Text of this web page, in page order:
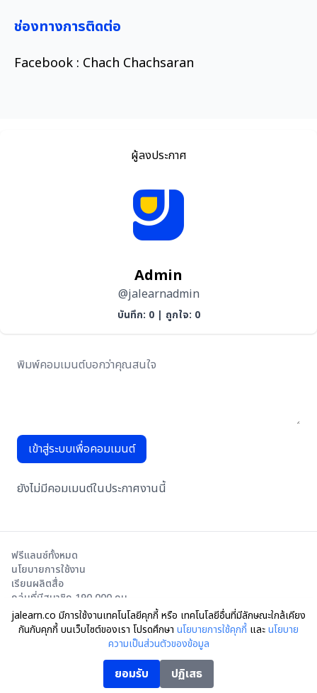
jalearn.co มีการใช้งานเทคโนโลยีคุกกี้ หรือ เทคโนโลยีอื่นที่มีลักษณะใกล้เคียง
กันกับคุกกี้ บนเว็บไซต์ของเรา โปรดศึกษา นโยบายการใช้คุกกี้ และนโยบาย
ความเป็นส่วนตัวของข้อมูล
ยอมรับ ปฏิเสธ
ช่องทางการติดต่อ
Facebook : Chach Chachsaran
ผู้ลงประกาศ
Admin
@jalearnadmin
บันทึก: 0| ถูกใจ: 0
เข้าสู่ระบบเพื่อคอมเมนต์
ยังไม่มีคอมเมนต์ในประกาศงานนี้
ฟรีแลนซ์ทั้งหมด
นโยบายการใช้งาน
เรียนผลิตสื่อ
กลุ่มที่มีสมาชิก 190,000 คน
© Moodia Motive Co., Ltd.
jalearn.co อยู่ในช่วงพัฒนาระบบ หากต้องการ Feedback โปรดแจ้งทาง
Line: @jalearn